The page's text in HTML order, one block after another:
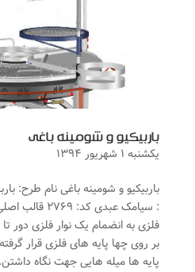
باربیکیو و شومینه باغی
یکشنبه ۱ شهریور ۱۳۹۴
باربیکیو و شومینه باغی نام طرح:
: سیامک عبدی
فلزی به انضمام یک نوار فلزی دور
بر روی چها پایه های فلزی قرار
پایه ها میله هایی جهت نگاه